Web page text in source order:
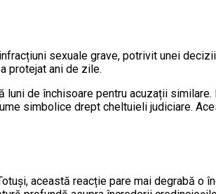
sexuale grave, potrivit unei
protejat ani de zile.
luni de închisoare pentru acuzații
simbolice drept cheltuieli judiciare.
această reacție pare mai degrabă o